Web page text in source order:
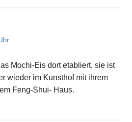
Mochi-Eis dort etabliert, sie ist
wieder im Kunsthof mit ihrem
Feng-Shui- Haus.